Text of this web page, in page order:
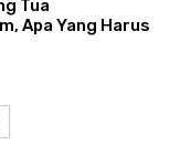
Tua
Apa Yang Harus